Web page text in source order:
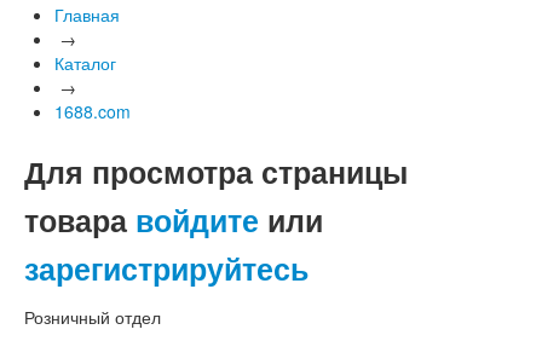
Главная
→
Каталог
→
1688.com
Для просмотра страницы
товара войдите или
зарегистрируйтесь
Розничный отдел